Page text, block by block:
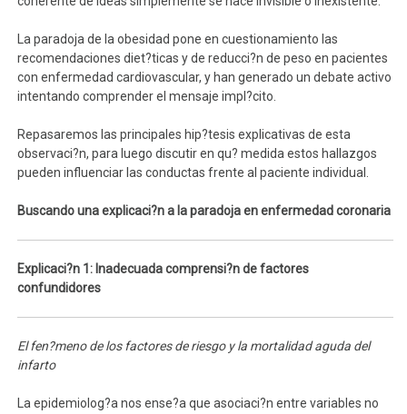
La paradoja de la obesidad pone en cuestionamiento las
recomendaciones diet?ticas y de reducci?n de peso en pacientes
con enfermedad cardiovascular, y han generado un debate activo
intentando comprender el mensaje impl?cito.
Repasaremos las principales hip?tesis explicativas de esta
observaci?n, para luego discutir en qu? medida estos hallazgos
pueden influenciar las conductas frente al paciente individual.
Buscando una explicaci?n a la paradoja en enfermedad coronaria
Explicaci?n 1: Inadecuada comprensi?n de factores
confundidores
El fen?meno de los factores de riesgo y la mortalidad aguda del
infarto
La epidemiolog?a nos ense?a que asociaci?n entre variables no